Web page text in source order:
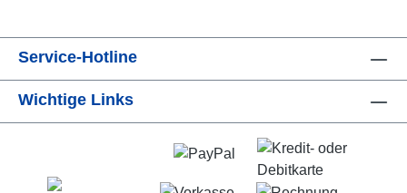
Service-Hotline
Wichtige Links